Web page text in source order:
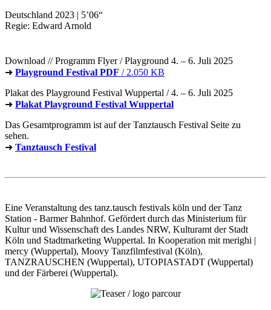
Deutschland 2023 | 5’06“
Regie: Edward Arnold
Download // Programm Flyer / Playground 4. – 6. Juli 2025
➜ Playground Festival PDF / 2.050 KB
Plakat des Playground Festival Wuppertal / 4. – 6. Juli 2025
➜ Plakat Playground Festival Wuppertal
Das Gesamtprogramm ist auf der Tanztausch Festival Seite zu
sehen.
➜ Tanztausch Festival
Eine Veranstaltung des tanz.tausch festivals köln und der Tanz
Station - Barmer Bahnhof. Gefördert durch das Ministerium für
Kultur und Wissenschaft des Landes NRW, Kulturamt der Stadt
Köln und Stadtmarketing Wuppertal. In Kooperation mit merighi |
mercy (Wuppertal), Moovy Tanzfilmfestival (Köln),
TANZRAUSCHEN (Wuppertal), UTOPIASTADT (Wuppertal)
und der Färberei (Wuppertal).